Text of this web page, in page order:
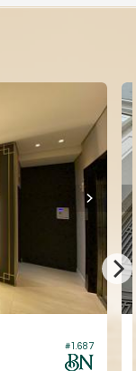
#1.687